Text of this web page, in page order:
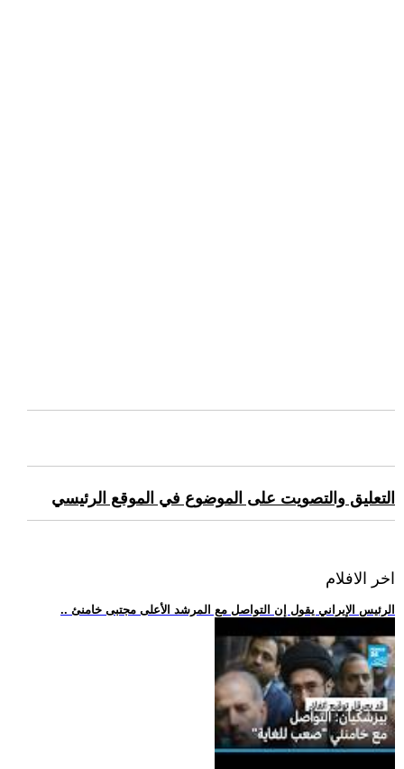
التعليق والتصويت على الموضوع في الموقع الرئيسي
اخر الافلام
.. الرئيس الإيراني يقول إن التواصل مع المرشد الأعلى مجتبى خامنئ